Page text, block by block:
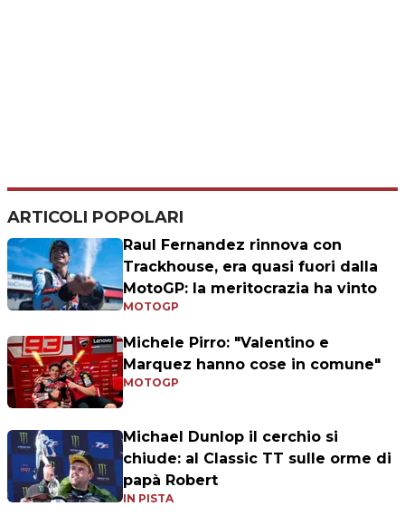
ARTICOLI POPOLARI
Raul Fernandez rinnova con
Trackhouse, era quasi fuori dalla
MotoGP: la meritocrazia ha vinto
MOTOGP
Michele Pirro: "Valentino e
Marquez hanno cose in comune"
MOTOGP
Michael Dunlop il cerchio si
chiude: al Classic TT sulle orme di
papà Robert
IN PISTA